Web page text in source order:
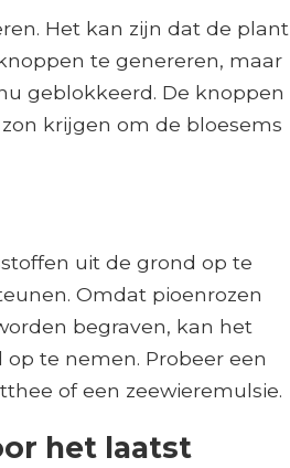
Het kan zijn dat de plant
te genereren, maar
geblokkeerd. De knoppen
krijgen om de bloesems
uit de grond op te
Omdat pioenrozen
begraven, kan het
te nemen. Probeer een
of een zeewieremulsie.
het laatst